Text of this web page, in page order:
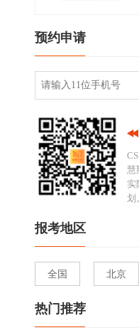
预约申请
慧
实
划
报考地区
全国 北京
热门推荐